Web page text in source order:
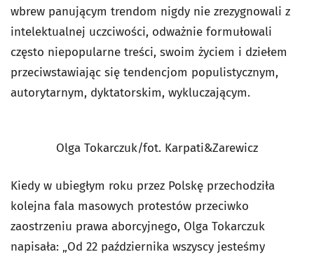
wbrew panującym trendom nigdy nie zrezygnowali z
intelektualnej uczciwości, odważnie formułowali
często niepopularne treści, swoim życiem i dziełem
przeciwstawiając się tendencjom populistycznym,
autorytarnym, dyktatorskim, wykluczającym.
Olga Tokarczuk/fot. Karpati&Zarewicz
Kiedy w ubiegłym roku przez Polskę przechodziła
kolejna fala masowych protestów przeciwko
zaostrzeniu prawa aborcyjnego, Olga Tokarczuk
napisała: „Od 22 października wszyscy jesteśmy